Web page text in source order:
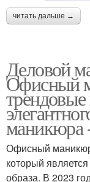
читать дальше →
Деловой
Офисный
маникюра
Офисный
который
образа. В 2023